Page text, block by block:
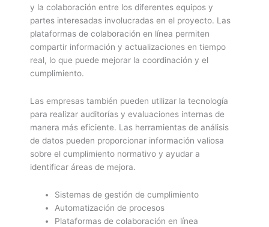
y la colaboración entre los diferentes equipos y
partes interesadas involucradas en el proyecto. Las
plataformas de colaboración en línea permiten
compartir información y actualizaciones en tiempo
real, lo que puede mejorar la coordinación y el
cumplimiento.
Las empresas también pueden utilizar la tecnología
para realizar auditorías y evaluaciones internas de
manera más eficiente. Las herramientas de análisis
de datos pueden proporcionar información valiosa
sobre el cumplimiento normativo y ayudar a
identificar áreas de mejora.
Sistemas de gestión de cumplimiento
Automatización de procesos
Plataformas de colaboración en línea